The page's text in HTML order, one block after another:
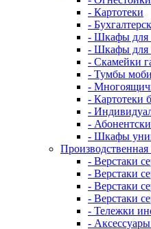
- Картотеки
-
- Шкафы для
- Шкафы для
- Скамейки
- Тумбы
-
- Картотеки
-
-
- Шкафы
Производственная
- Верстаки
- Верстаки
- Верстаки
- Верстаки
- Тележки
-